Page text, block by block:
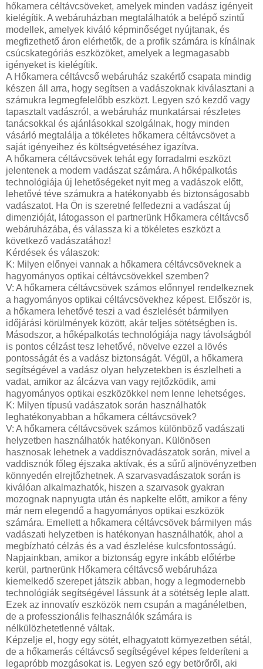
hőkamera céltávcsöveket, amelyek minden vadász igényeit
kielégítik. A webáruházban megtalálhatók a belépő szintű
modellek, amelyek kiváló képminőséget nyújtanak, és
megfizethető áron elérhetők, de a profik számára is kínálnak
csúcskategóriás eszközöket, amelyek a legmagasabb
igényeket is kielégítik.
A Hőkamera céltávcső webáruház szakértő csapata mindig
készen áll arra, hogy segítsen a vadászoknak kiválasztani a
számukra legmegfelelőbb eszközt. Legyen szó kezdő vagy
tapasztalt vadászról, a webáruház munkatársai részletes
tanácsokkal és ajánlásokkal szolgálnak, hogy minden
vásárló megtalálja a tökéletes hőkamera céltávcsövet a
saját igényeihez és költségvetéséhez igazítva.
A hőkamera céltávcsövek tehát egy forradalmi eszközt
jelentenek a modern vadászat számára. A hőképalkotás
technológiája új lehetőségeket nyit meg a vadászok előtt,
lehetővé téve számukra a hatékonyabb és biztonságosabb
vadászatot. Ha Ön is szeretné felfedezni a vadászat új
dimenzióját, látogasson el partnerünk Hőkamera céltávcső
webáruházába, és válassza ki a tökéletes eszközt a
következő vadászatához!
Kérdések és válaszok:
K: Milyen előnyei vannak a hőkamera céltávcsöveknek a
hagyományos optikai céltávcsövekkel szemben?
V: A hőkamera céltávcsövek számos előnnyel rendelkeznek
a hagyományos optikai céltávcsövekhez képest. Először is,
a hőkamera lehetővé teszi a vad észlelését bármilyen
időjárási körülmények között, akár teljes sötétségben is.
Másodszor, a hőképalkotás technológiája nagy távolságból
is pontos célzást tesz lehetővé, növelve ezzel a lövés
pontosságát és a vadász biztonságát. Végül, a hőkamera
segítségével a vadász olyan helyzetekben is észlelheti a
vadat, amikor az álcázva van vagy rejtőzködik, ami
hagyományos optikai eszközökkel nem lenne lehetséges.
K: Milyen típusú vadászatok során használhatók
leghatékonyabban a hőkamera céltávcsövek?
V: A hőkamera céltávcsövek számos különböző vadászati
helyzetben használhatók hatékonyan. Különösen
hasznosak lehetnek a vaddisznóvadászatok során, mivel a
vaddisznók főleg éjszaka aktívak, és a sűrű aljnövényzetben
könnyedén elrejtőzhetnek. A szarvasvadászatok során is
kiválóan alkalmazhatók, hiszen a szarvasok gyakran
mozognak napnyugta után és napkelte előtt, amikor a fény
már nem elegendő a hagyományos optikai eszközök
számára. Emellett a hőkamera céltávcsövek bármilyen más
vadászati helyzetben is hatékonyan használhatók, ahol a
megbízható célzás és a vad észlelése kulcsfontosságú.
Napjainkban, amikor a biztonság egyre inkább előtérbe
kerül, partnerünk Hőkamera céltávcső webáruháza
kiemelkedő szerepet játszik abban, hogy a legmodernebb
technológiák segítségével lássunk át a sötétség leple alatt.
Ezek az innovatív eszközök nem csupán a magánéletben,
de a professzionális felhasználók számára is
nélkülözhetetlenné váltak.
Képzelje el, hogy egy sötét, elhagyatott környezetben sétál,
de a hőkamerás céltávcső segítségével képes felderíteni a
legapróbb mozgásokat is. Legyen szó egy betörőről, aki